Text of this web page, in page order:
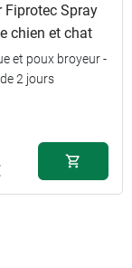
Fiprotec Spray
chien et chat
et poux broyeur -
2 jours